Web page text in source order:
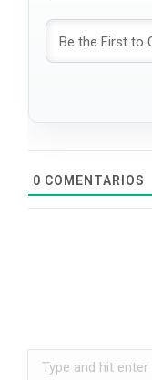
0 COMENTARIOS
Search: